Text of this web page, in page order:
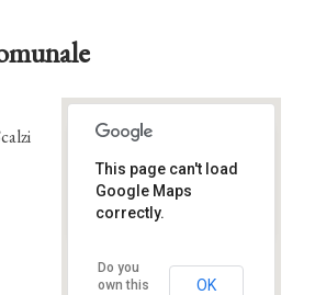
Biblioteca Comunale
Via S. Michele degli Scalzi - Pisa
Eventi
This page can't load
Google Maps
correctly.
Do you
own this
OK